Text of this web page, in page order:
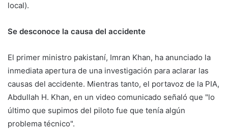
local).
Se desconoce la causa del accidente
El primer ministro pakistaní, Imran Khan, ha anunciado la
inmediata apertura de una investigación para aclarar las
causas del accidente. Mientras tanto, el portavoz de la PIA,
Abdullah H. Khan, en un video comunicado señaló que "lo
último que supimos del piloto fue que tenía algún
problema técnico".